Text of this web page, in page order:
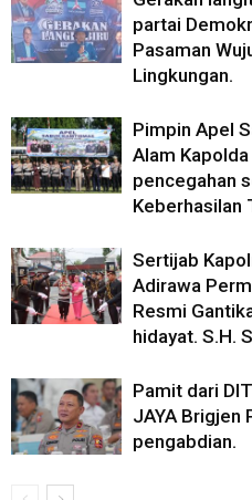
partai
Pasaman
Lingkungan.
Pimpin Apel
Alam
pencegahan
Keberhasilan
Sertijab
Adirawa
Resmi
hidayat. S.H.
Pamit dari
JAYA Brigjen
pengabdian.